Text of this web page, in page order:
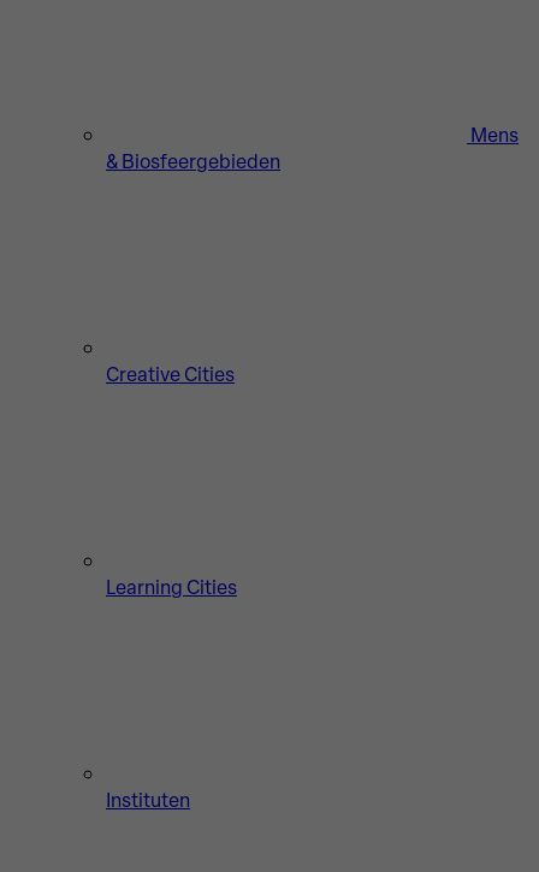
Mens
& Biosfeergebieden
Creative Cities
Learning Cities
Instituten